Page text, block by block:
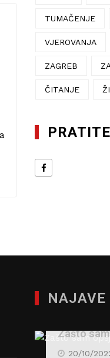
TUMAČENJE
VJEROVANJA
ZAGREB
ČITANJE